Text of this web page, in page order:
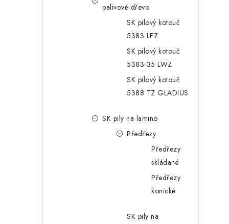
palivové dřevo
SK pilový kotouč
5383 LFZ
SK pilový kotouč
5383-35 LWZ
SK pilový kotouč
5388 TZ GLADIUS
SK pily na lamino
Předřezy
Předřezy
skládané
Předřezy
konické
SK pily na